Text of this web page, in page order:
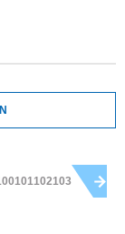
101102103